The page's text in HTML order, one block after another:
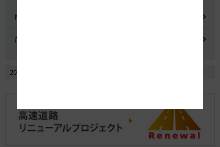
NEXCO中日本における降雪時の対応に関する検討会
広域的なETCシステム障害発生時の危機管理検討委員会
2014年2月以前のニュースリリースを見る